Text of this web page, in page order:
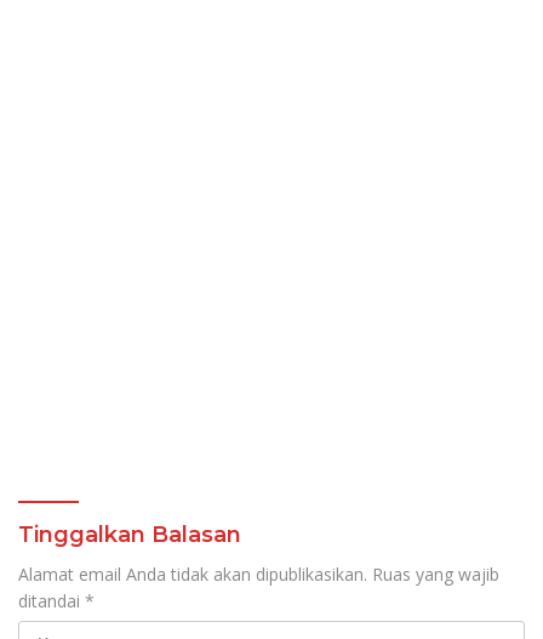
Tinggalkan Balasan
Alamat email Anda tidak akan dipublikasikan. Ruas yang wajib
ditandai *